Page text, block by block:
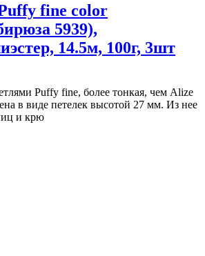
fine color
5939),
14.5м, 100г, 3шт
Puffy fine, более тонкая, чем Alize
в виде петелек высотой 27 мм. Из нее
и крю